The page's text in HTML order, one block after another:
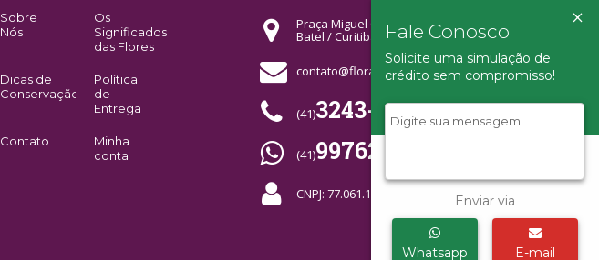
×
Fale Conosco
Solicite uma simulação de
crédito sem compromisso!
Enviar via
Whatsapp E-mail
Sobre
Nós
Os
Significados
das Flores
Dicas de
Conservação
Política
de
Entrega
Contato
Minha
conta
Praça Miguel Couto - Quiosque 02
Batel / Curitiba-PR
contato@florahorizonte.com.br
(41)3243-9590
(41)99762-7664
CNPJ: 77.061.109/0001-63